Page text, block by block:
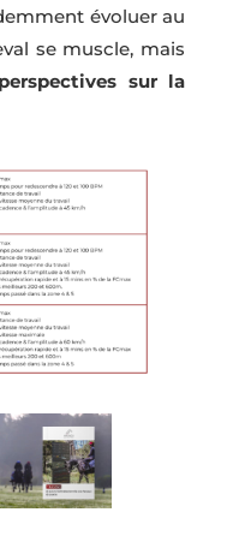
évoluer au
se muscle, mais
sur la